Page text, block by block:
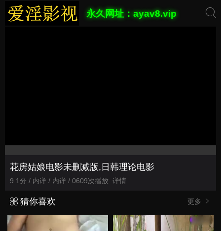
永久网址：ayav8.vip
花房姑娘电影未删减版,日韩理论电影
9.1分 / 内详 / 内详 / 0609次播放 详情
更多
猜你喜欢